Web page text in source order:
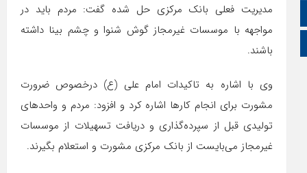
زبان انگلیسی
زبان عربی
مدیریت فعلی بانک مرکزی حل شده گفت: مردم باید در
مواجهه با موسسات غیرمجاز گوش شنوا و چشم بینا داشته
باشند.
وی با اشاره به تاکیدات امام علی (ع) درخصوص ضرورت
مشورت برای انجام کارها اشاره کرد و افزود: مردم و واحدهای
تولیدی قبل از سپرده‌گذاری و دریافت تسهیلات از موسسات
غیرمجاز می‌بایست از بانک مرکزی مشورت و استعلام بگیرند.